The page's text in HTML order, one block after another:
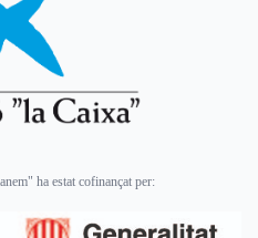
ha estat cofinançat per: